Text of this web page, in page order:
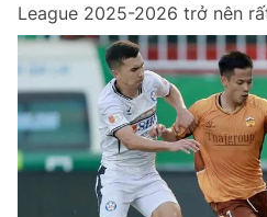
League 2025-2026 trở nên